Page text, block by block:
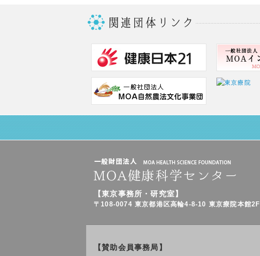
【東京事務所・研究室】
〒108-0074 東京都港区高輪4-8-10 東京療院本館2F
【賛助会員事務局】